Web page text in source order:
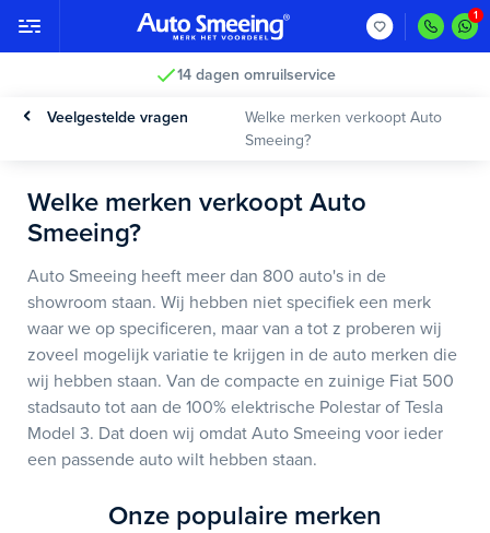
14 dagen omruilservice
Veelgestelde vragen
Welke merken verkoopt Auto
Smeeing?
Welke merken verkoopt Auto
Smeeing?
Auto Smeeing heeft meer dan 800 auto's in de
showroom staan. Wij hebben niet specifiek een merk
waar we op specificeren, maar van a tot z proberen wij
zoveel mogelijk variatie te krijgen in de auto merken die
wij hebben staan. Van de compacte en zuinige Fiat 500
stadsauto tot aan de 100% elektrische Polestar of Tesla
Model 3. Dat doen wij omdat Auto Smeeing voor ieder
een passende auto wilt hebben staan.
Onze populaire merken